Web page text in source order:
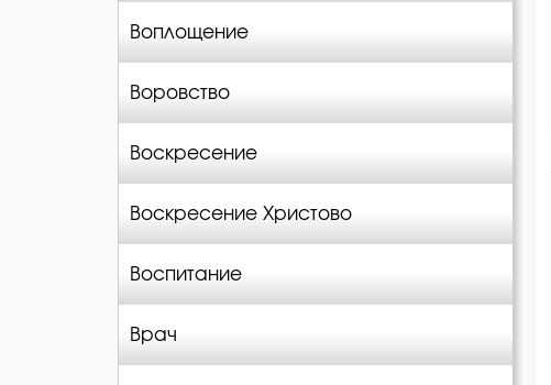
Воплощение
Воровство
Воскресение
Воскресение Христово
Воспитание
Врач